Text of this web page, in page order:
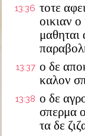
13:36 τοτε
οικιαν
μαθηται
13:37 ο δε
καλον
13:38 ο δε
σπερμα
τα δε